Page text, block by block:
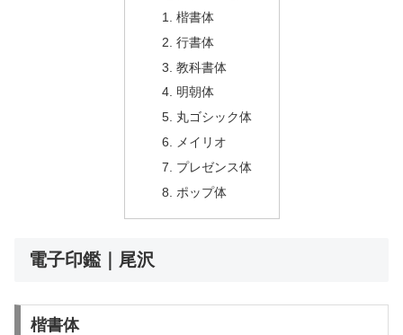
楷書体
行書体
教科書体
明朝体
丸ゴシック体
メイリオ
プレゼンス体
ポップ体
電子印鑑｜尾沢
楷書体